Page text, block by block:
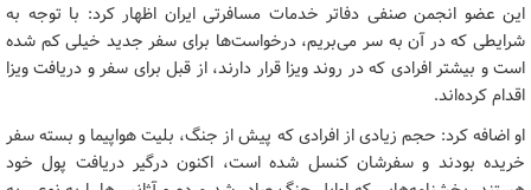
این عضو انجمن صنفی دفاتر خدمات مسافرتی ایران اظهار کرد: با توجه به
شرایطی که در آن به سر می‌بریم، درخواست‌ها برای سفر جدید خیلی کم شده
است و بیشتر افرادی که در روند ویزا قرار دارند، از قبل برای سفر و دریافت ویزا
اقدام کرده‌اند.
او اضافه کرد: حجم زیادی از افرادی که پیش از جنگ، بلیت هواپیما و بسته سفر
خریده بودند و سفرشان کنسل شده است، اکنون درگیر دریافت پول خود